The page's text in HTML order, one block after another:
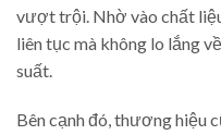
vượt trội. Nhờ vào chất
liên tục mà không lo lắng
suất.
Bên cạnh đó, thương hiệu